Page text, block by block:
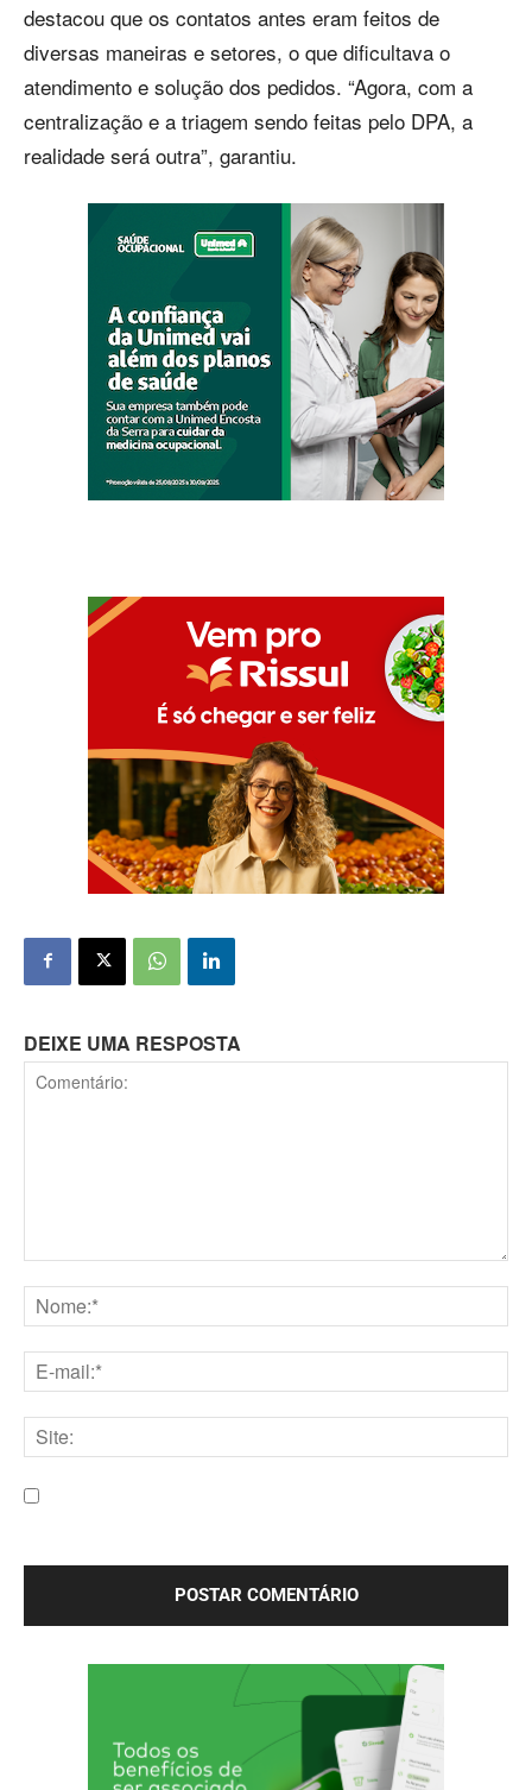
destacou que os contatos antes eram feitos de
diversas maneiras e setores, o que dificultava o
atendimento e solução dos pedidos. “Agora, com a
centralização e a triagem sendo feitas pelo DPA, a
realidade será outra”, garantiu.
DEIXE UMA RESPOSTA
mail:*